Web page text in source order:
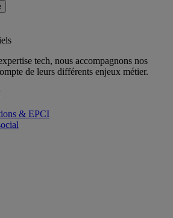
tech, nous accompagnons nos
de leurs différents enjeux métier.
& EPCI